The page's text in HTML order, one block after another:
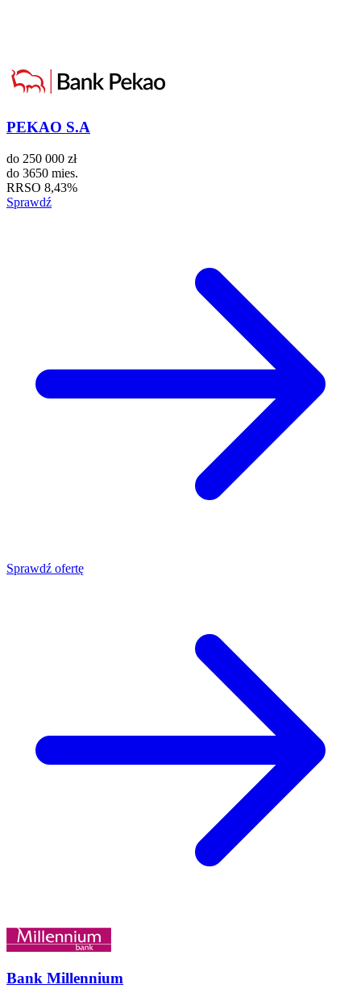
PEKAO S.A
do 250 000 zł
do 3650 mies.
RRSO 8,43%
Sprawdź
Sprawdź ofertę
Bank Millennium